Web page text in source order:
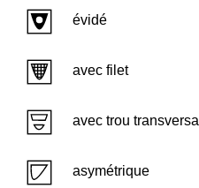
évidé
avec filet
avec trou transversal
asymétrique